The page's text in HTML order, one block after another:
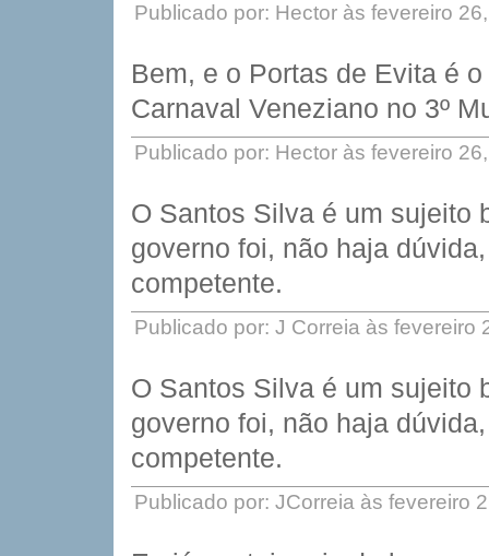
Publicado por: Hector às fevereiro
Bem, e o Portas de Evita é
Carnaval Veneziano no 3º
Publicado por: Hector às fevereiro
O Santos Silva é um sujeito
governo foi, não haja
competente.
Publicado por: J Correia às fevereiro
O Santos Silva é um sujeito
governo foi, não haja
competente.
Publicado por: JCorreia às fevereiro